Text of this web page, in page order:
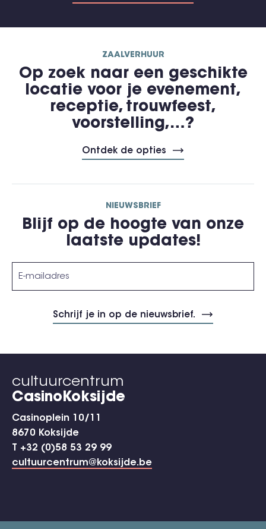
ZAALVERHUUR
Op zoek naar een geschikte
locatie voor je evenement,
receptie, trouwfeest,
voorstelling,…?
Ontdek de opties
NIEUWSBRIEF
Blijf op de hoogte van onze
laatste updates!
cultuurcentrum
CasinoKoksijde
Casinoplein 10/11
8670 Koksijde
T +32 (0)58 53 29 99
cultuurcentrum@koksijde.be